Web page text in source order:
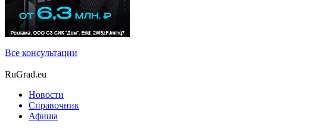
Все консультации
RuGrad.eu
Новости
Справочник
Афиша